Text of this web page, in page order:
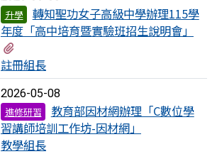
升學
轉知聖功女子高級中學辦理115學
年度「高中培育暨實驗班招生說明會」
註冊組長
2026-05-08
進修研習
教育部因材網辦理「C數位學
習講師培訓工作坊-因材網」
教學組長